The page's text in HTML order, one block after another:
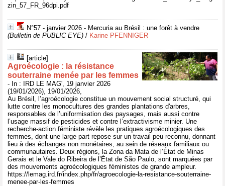
zin_57_FR_96dpi.pdf
N°57 - janvier 2026 - Mercuria au Brésil : une forêt à vendre
(Bulletin de PUBLIC EYE) / Karine PFENNIGER
[article]
Agroécologie : la résistance
souterraine menée par les femmes
- In : IRD LE MAG', 19 janvier 2026
(19/01/2026), 19/01/2026,
Au Brésil, l’agroécologie constitue un mouvement social structuré, qui
lutte contre les monocultures des grandes plantations d'arbres,
responsables de l’uniformisation des paysages, mais aussi contre
l’usage massif de pesticides et contre l’extractivisme minier. Une
recherche-action féministe révèle les pratiques agroécologiques des
femmes, dont une large part repose sur un travail peu reconnu, donnant
lieu à des échanges non monétaires, au sein de réseaux familiaux ou
communautaires. Deux régions, la Zona da Mata de l’État de Minas
Gerais et le Vale do Ribeira de l’État de São Paulo, sont marquées par
des mouvements agroécologiques féministes de grande ampleur.
https://lemag.ird.fr/index.php/fr/agroecologie-la-resistance-souterraine-
menee-par-les-femmes